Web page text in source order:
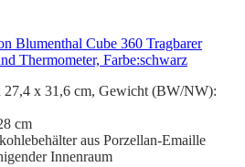
Blumenthal Cube 360 Tragbarer
Thermometer, Farbe:schwarz
27,4 x 31,6 cm, Gewicht (BW/NW):
cm
aus Porzellan-Emaille
Innenraum